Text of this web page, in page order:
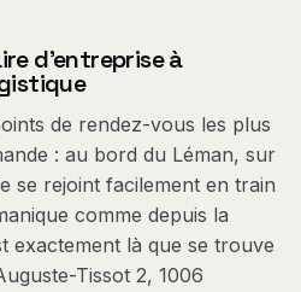
d'entreprise à
de rendez-vous les plus
: au bord du Léman, sur
se rejoint facilement en train
comme depuis la
exactement là que se trouve
Tissot 2, 1006